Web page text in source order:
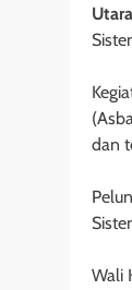
dan
Wali